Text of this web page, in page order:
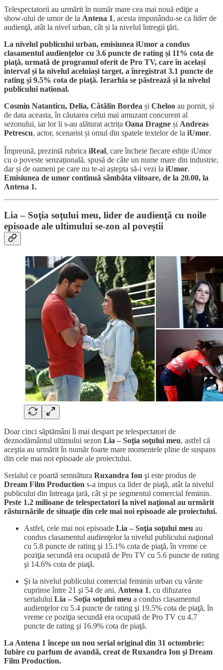
Telespectatorii au urmărit ȋn număr mare cea mai nouă ediţie a
show-ului de umor de la Antena 1, acesta impunându-se ca lider de
audienţă, atât la nivel urban, cât și la nivelul ȋntregii ţări.
La nivelul publicului urban, emisiunea iUmor a condus
clasamentul audienţelor cu 3.6 puncte de rating și 11% cota de
piaţă, urmată de programul oferit de Pro TV, care ȋn același
interval și la nivelul aceluiași target, a ȋnregistrat 3.1 puncte de
rating și 9.5% cota de piaţă. Ierarhia se păstrează și la nivelul
publicului national.
Cosmin Natanticu, Delia, Cătălin Bordea și Cheloo au pornit, și
de data aceasta, în căutarea celui mai amuzant concurent al
sezonului, iar lor li s-au alăturat actrița Oana Dragne și Andreas
Petrescu, actor, scenarist și omul din spatele textelor de la iUmor.
Împreună, prezintă rubrica iReal, care încheie fiecare ediție iUmor
cu o poveste senzațională, spusă de câte un nume mare din industrie,
dar și de oameni pe care nu te-ai aștepta să-i vezi la iUmor.
Emisiunea de umor continuă sâmbăta viitoare, de la 20.00, la
Antena 1.
Lia – Soţia soţului meu, lider de audienţă cu noile
episoade ale ultimului se-zon al poveştii
Doar cinci săptămâni îi mai despart pe telespectatori de
deznodământul ultimului sezon Lia – Soţia soţului meu, astfel că
aceştia au urmărit în număr foarte mare momentele pline de suspans
din cele mai noi episoade ale proiectului.
Serialul ce poartă semnătura Ruxandra Ion şi este produs de
Dream Film Production s-a impus ca lider de piaţă, atât la nivelul
publicului din ȋntreaga ţară, cât și pe segmentul comercial feminin.
Peste 1.2 milioane de telespectatori la nivel naţional au urmărit
răsturnările de situaţie din cele mai noi episoade ale proiectului.
Astfel, cele mai noi episoade Lia – Soţia soţului meu au
condus clasamentul audienţelor la nivelul publicului naţional
cu 5.8 puncte de rating şi 15.1% cota de piaţă, în vreme ce
poziţia secundă era ocupată de Pro TV cu 5.6 puncte de rating
şi 14.6% cota de piaţă.
Şi la nivelul publicului comercial feminin urban cu vârste
cuprinse între 21 şi 54 de ani, Antena 1, cu difuzarea
serialului Lia – Soţia soţului meu a condus clasamentul
audienţelor cu 5.4 puncte de rating şi 19.5% cota de piaţă, în
vreme ce poziţia secundă era ocupată de Pro TV cu 4.7
puncte de rating şi 16.9% cota de piaţă.
La Antena 1 începe un nou serial original din 31 octombrie:
Iubire cu parfum de avandă, creat de Ruxandra Ion şi Dream
Film Production.